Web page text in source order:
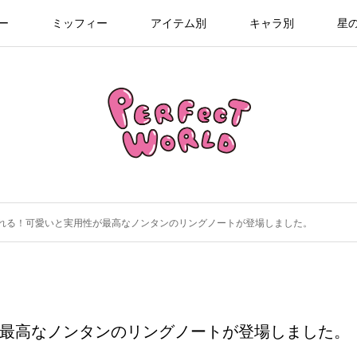
ミッフィー アイテム別 キャラ別 星
る！可愛いと実用性が最高なノンタンのリングノートが登場しました。
なノンタンのリングノートが登場しました。